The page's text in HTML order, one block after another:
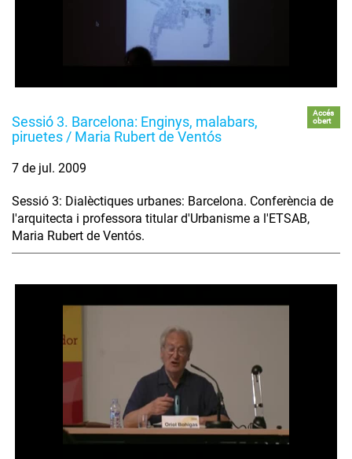
Sessió 3. Barcelona: Enginys, malabars,
piruetes / Maria Rubert de Ventós
Accés
obert
7 de jul. 2009
Sessió 3: Dialèctiques urbanes: Barcelona. Conferència de
l'arquitecta i professora titular d'Urbanisme a l'ETSAB,
Maria Rubert de Ventós.